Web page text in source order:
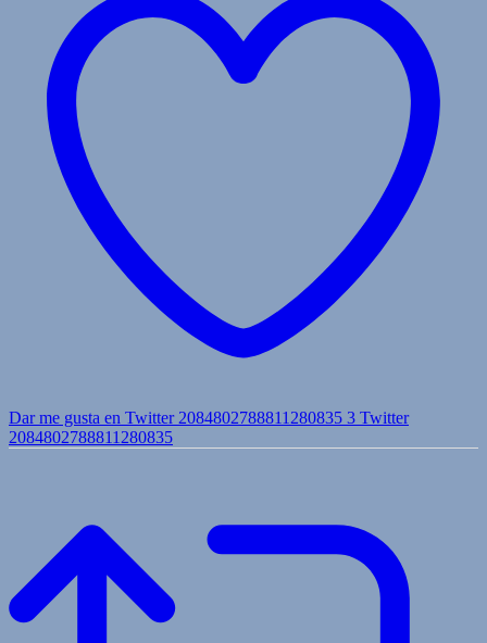
Dar me gusta en Twitter 2084802788811280835 3 Twitter
2084802788811280835